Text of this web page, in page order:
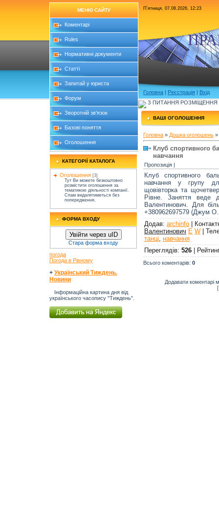
МЕНЮ САЙТУ
Коментарі
Rules
Нормативні документи
Статті
Запитай у юриста
Форум
Зворотній зв'язок
Базові поняття
Оголошення
КАТЕГОРІЇ КАТАЛОГА
Оголошення [3]
Тут Ви можете безкоштовно
розмістити оголошення за
тематикою діяльності компанії.
Cпам видалятиметься без
попередження.
ФОРМА ВХОДУ
Увійти через uID
Стара форма входу
погода
Погода в Рівному
+ Український Тиждень.
Новини
Інформаційна картина дня від
українського часопису "Тиждень".
П`ятниця, 07.08.2026, 12:23
Головна | Реєстрація | Вхід
З ПИТАННЯ РОЗМІЩЕННЯ
ВАШІ ОГОЛОШЕННЯ
Головна » Дошка оголошень »
Клуб спортивного
навчання
Пропозиція |
Клуб спортивного
навчання у групу
щовівторка та
Рівне. Заняття веде
Валентинович. Для
+380962697579 (Джум
Додав: archinfo |
Валентинович E W |
танці навчання
Переглядів: 526 |
Всього коментарів: 0
Додавати коментарі